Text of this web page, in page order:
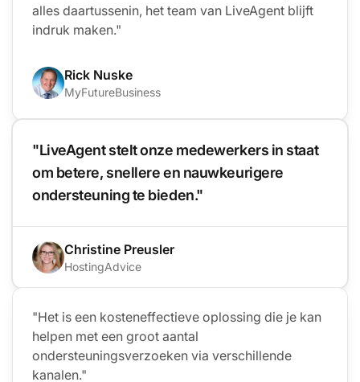
alles daartussenin, het team van LiveAgent blijft
indruk maken."
Rick Nuske
MyFutureBusiness
"LiveAgent stelt onze medewerkers in staat
om betere, snellere en nauwkeurigere
ondersteuning te bieden."
Christine Preusler
HostingAdvice
"Het is een kosteneffectieve oplossing die je kan
helpen met een groot aantal
ondersteuningsverzoeken via verschillende
kanalen."